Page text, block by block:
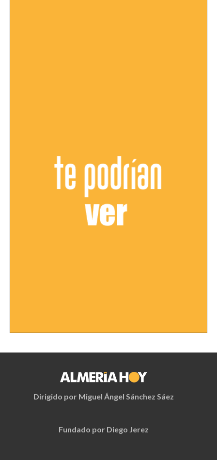
Dirigido por Miguel Ángel Sánchez Sáez
Fundado por Diego Jerez